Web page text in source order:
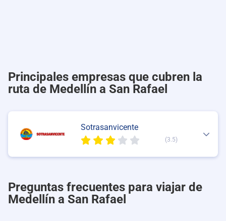
Principales empresas que cubren la
ruta de Medellín a San Rafael
Sotrasanvicente
(3.5)
Preguntas frecuentes para viajar de
Medellín a San Rafael